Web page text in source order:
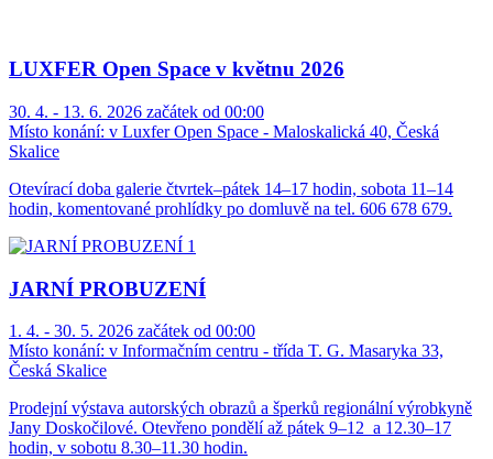
LUXFER Open Space v květnu 2026
30. 4. - 13. 6. 2026 začátek od 00:00
Místo konání: v Luxfer Open Space - Maloskalická 40, Česká
Skalice
Otevírací doba galerie čtvrtek–pátek 14–17 hodin, sobota 11–14
hodin, komentované prohlídky po domluvě na tel. 606 678 679.
JARNÍ PROBUZENÍ
1. 4. - 30. 5. 2026 začátek od 00:00
Místo konání: v Informačním centru - třída T. G. Masaryka 33,
Česká Skalice
Prodejní výstava autorských obrazů a šperků regionální výrobkyně
Jany Doskočilové. Otevřeno pondělí až pátek 9–12 a 12.30–17
hodin, v sobotu 8.30–11.30 hodin.